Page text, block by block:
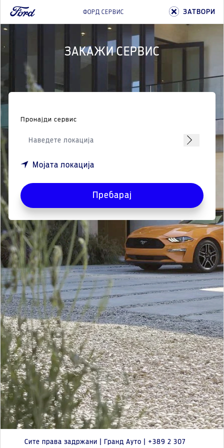
ФОРД СЕРВИС ЗАТВОРИ
ЗАКАЖИ СЕРВИС
Пронајди сервис
Мојата локација
Сите права задржани | Гранд Ауто | +389 2 307